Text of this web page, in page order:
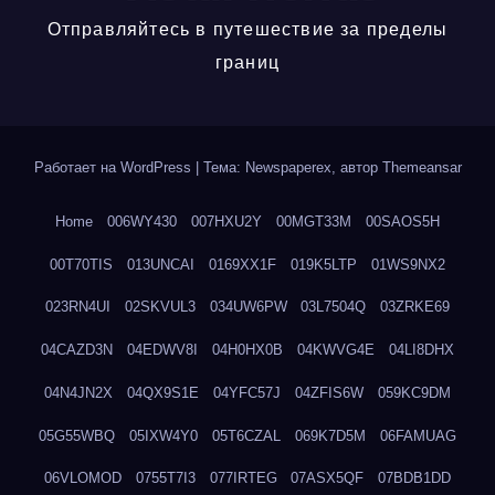
Отправляйтесь в путешествие за пределы
границ
Работает на WordPress Тема: Newspaperex, автор Themeansar
Home 006WY430 007HXU2Y 00MGT33M 00SAOS5H
00T70TIS 013UNCAI 0169XX1F 019K5LTP 01WS9NX2
023RN4UI 02SKVUL3 034UW6PW 03L7504Q 03ZRKE69
04CAZD3N 04EDWV8I 04H0HX0B 04KWVG4E 04LI8DHX
04N4JN2X 04QX9S1E 04YFC57J 04ZFIS6W 059KC9DM
05G55WBQ 05IXW4Y0 05T6CZAL 069K7D5M 06FAMUAG
06VLOMOD 0755T7I3 077IRTEG 07ASX5QF 07BDB1DD